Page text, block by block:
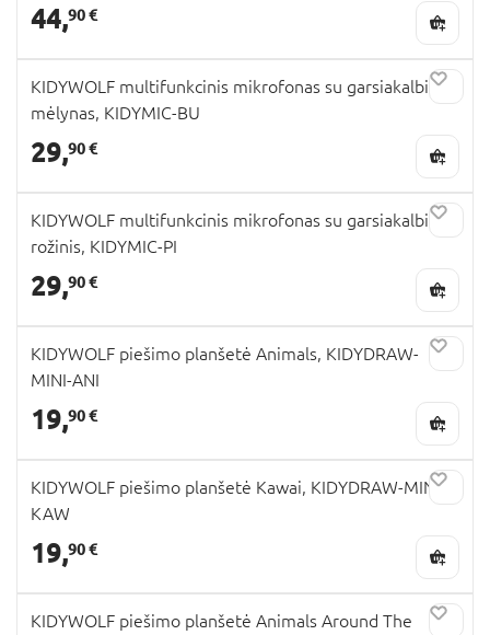
44,90 €
KIDYWOLF multifunkcinis mikrofonas su garsiakalbiu,
mėlynas, KIDYMIC-BU
29,90 €
KIDYWOLF multifunkcinis mikrofonas su garsiakalbiu,
rožinis, KIDYMIC-PI
29,90 €
KIDYWOLF piešimo planšetė Animals, KIDYDRAW-
MINI-ANI
19,90 €
KIDYWOLF piešimo planšetė Kawai, KIDYDRAW-MINI-
KAW
19,90 €
KIDYWOLF piešimo planšetė Animals Around The